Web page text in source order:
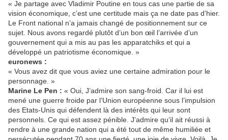
« Je partage avec Vladimir Poutine en tous cas une partie de sa
vision économique, c’est une certitude mais ça ne date pas d’hier.
Le Front national n’a jamais changé de positionnement sur ce
sujet. Nous avons regardé plutôt d’un bon œil l’arrivée d’un
gouvernement qui a mis au pas les apparatchiks et qui a
développé un patriotisme économique. »
euronews :
« Vous avez dit que vous aviez une certaine admiration pour le
personnage. »
Marine Le Pen : « Oui, J’admire son sang-froid. Car il lui est
mené une guerre froide par l’Union européenne sous l’impulsion
des Etats-Unis qui défendent là des intérêts qui leur sont
personnels. Ce qui est assez pénible. J’admire qu’il ait réussi à
rendre à une grande nation qui a été tout de même humiliée et